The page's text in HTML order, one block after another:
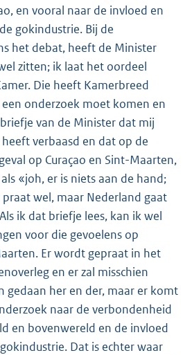
en vooral naar de invloed en
gokindustrie. Bij de
het debat, heeft de Minister
zitten; ik laat het oordeel
Die heeft Kamerbreed
onderzoek moet komen en
van de Minister dat mij
verbaasd en dat op de
op Curaçao en Sint-Maarten,
«joh, er is niets aan de hand;
praat wel, maar Nederland gaat
ik dat briefje lees, kan ik wel
voor die gevoelens op
Er wordt gepraat in het
en er zal misschien
gedaan her en der, maar er komt
naar de verbondenheid
en bovenwereld en de invloed
Dat is echter waar